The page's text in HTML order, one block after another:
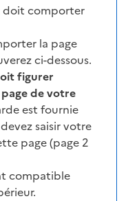
doit comporter
la page
ci-dessous.
figurer
page de votre
est fournie
saisir votre
page (page 2
compatible